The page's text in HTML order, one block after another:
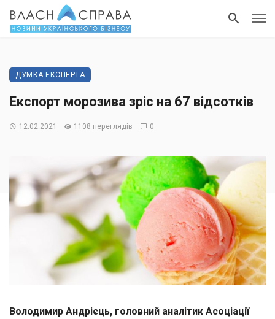
ДУМКА ЕКСПЕРТА
Експорт морозива зріс на 67 відсотків
12.02.2021 1108 переглядів 0
Володимир Андрієць, головний аналітик Асоціації